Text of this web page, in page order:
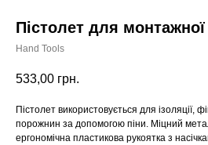
Пістолет для
Hand Tools
533,00 грн.
Пістолет використовується для ізоляції,
порожнин за допомогою піни. Міцний
ергономічна пластикова рукоятка з